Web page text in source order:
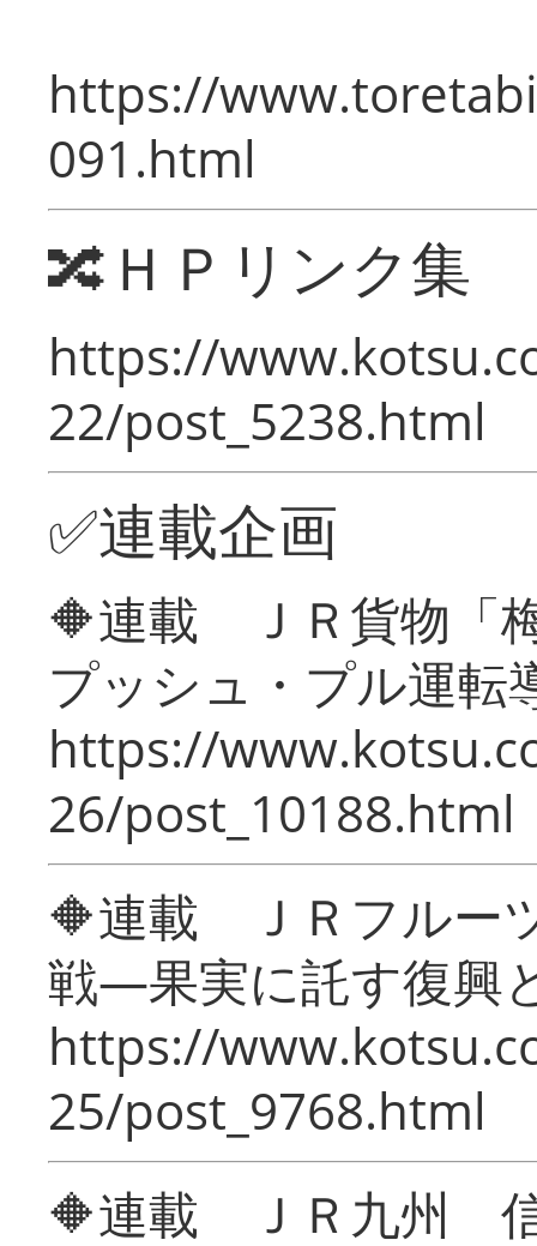
https://
091.html
🔀ＨＰリンク集
https://
22/post_5238.html
✅連載企画
🔶連載 ＪＲ貨物「
プッシュ・プル運転
https://
26/post_10188.html
🔶連載 ＪＲフルー
戦―果実に託す復興
https://
25/post_9768.html
🔶連載 ＪＲ九州 信